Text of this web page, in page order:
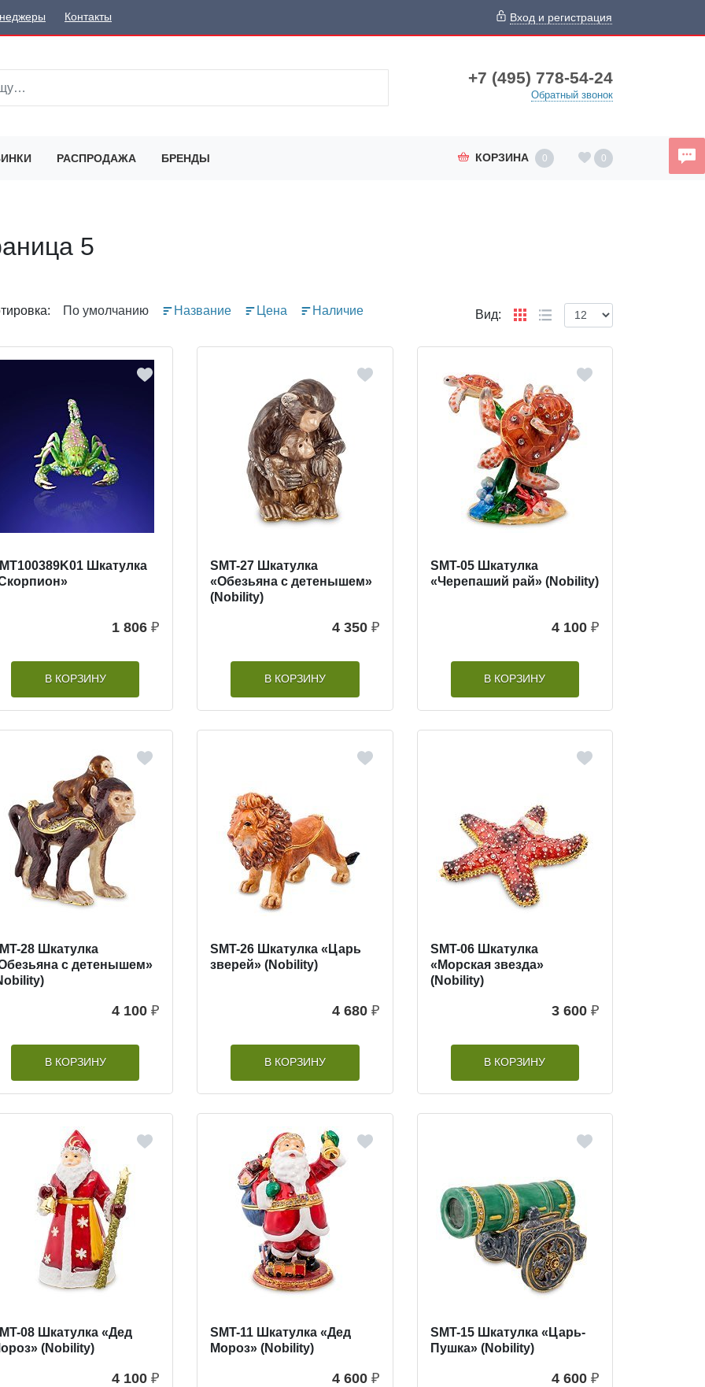
Контакты Вход и регистрация
+7 (495) 778-54-24
Обратный звонок
РАСПРОДАЖА БРЕНДЫ КОРЗИНА 0 0
5
По умолчанию Название Цена Наличие Вид:
Шкатулка
1 806 ₽
В КОРЗИНУ
SMT-27 Шкатулка
«Обезьяна с детенышем»
(Nobility)
4 350 ₽
В КОРЗИНУ
SMT-05 Шкатулка
«Черепаший рай» (Nobility)
4 100 ₽
В КОРЗИНУ
28 Шкатулка
с детенышем»
4 100 ₽
В КОРЗИНУ
SMT-26 Шкатулка «Царь
зверей» (Nobility)
4 680 ₽
В КОРЗИНУ
SMT-06 Шкатулка
«Морская звезда»
(Nobility)
3 600 ₽
В КОРЗИНУ
08 Шкатулка «Дед
(Nobility)
4 100 ₽
SMT-11 Шкатулка «Дед
Мороз» (Nobility)
4 600 ₽
SMT-15 Шкатулка «Царь-
Пушка» (Nobility)
4 600 ₽